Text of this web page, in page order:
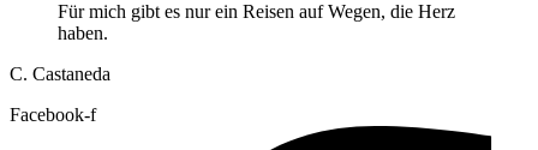
Für mich gibt es nur ein Reisen auf Wegen, die Herz
haben.
C. Castaneda
Facebook-f